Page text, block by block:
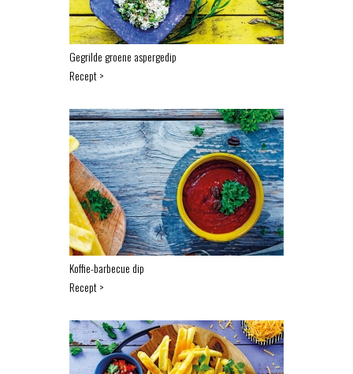
Gegrilde groene aspergedip
Recept >
Koffie-barbecue dip
Recept >